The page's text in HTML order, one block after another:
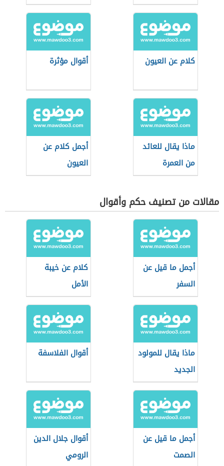
كلام عن العيون أقوال مؤثرة
ماذا يقال للعائد
من العمرة
أجمل كلام عن
العيون
مقالات من تصنيف حكم وأقوال
أجمل ما قيل عن
السفر
كلام عن خيبة
الأمل
ماذا يقال للمولود
الجديد
أقوال الفلاسفة
أجمل ما قيل عن
الصمت
أقوال جلال الدين
الرومي